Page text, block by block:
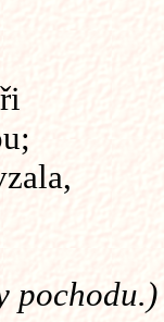
pochodu.)